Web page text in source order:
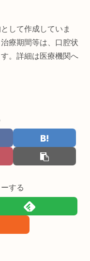
して作成していま
療期間等は、口腔状
。詳細は医療機関へ
する